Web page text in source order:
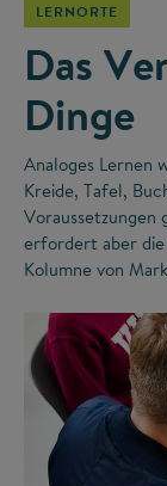
LERNORTE
Das
Dinge
Analoges Lernen
Kreide, Tafel,
Voraussetzungen
erfordert aber
Kolumne von